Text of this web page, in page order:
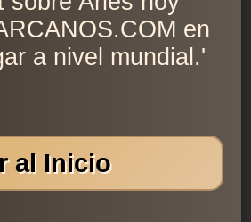
en
a nivel mundial.'
al Inicio